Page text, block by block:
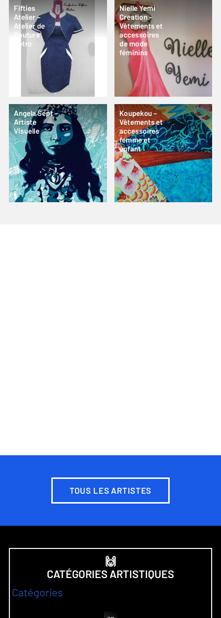
Fifties
Atelier –
Atelier de
Couture
Retro
Nielle Yemi
Creation –
Vêtements et
accessoires
de mode
féminins
Angela Sept –
Artiste
Visuelle
Koupekou –
Vêtements et
accessoires
femme et
enfant
TOUS LES ARTISTES
🙌
CATÉGORIES ARTISTIQUES
Catégories